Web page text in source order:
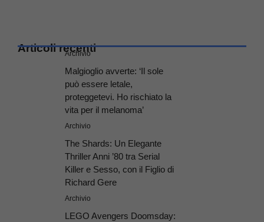
Articoli recenti
Archivio
Malgioglio avverte: ‘Il sole
può essere letale,
proteggetevi. Ho rischiato la
vita per il melanoma’
Archivio
The Shards: Un Elegante
Thriller Anni ’80 tra Serial
Killer e Sesso, con il Figlio di
Richard Gere
Archivio
LEGO Avengers Doomsday: